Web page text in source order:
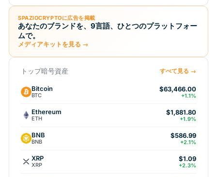
SPAZIOCRYPTOに広告を掲載
あなたのブランドを、9言語、ひとつのプラットフォー
ムで。
メディアキットを見る →
トップ暗号資産 すべて見る →
Bitcoin
BTC
$63,466.00
+1.1%
Ethereum
ETH
$1,881.80
+1.9%
BNB
BNB
$586.99
+2.1%
XRP
XRP
$1.09
+2.3%